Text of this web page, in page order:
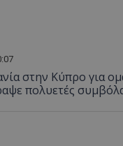
στην Κύπρο για
πολυετές